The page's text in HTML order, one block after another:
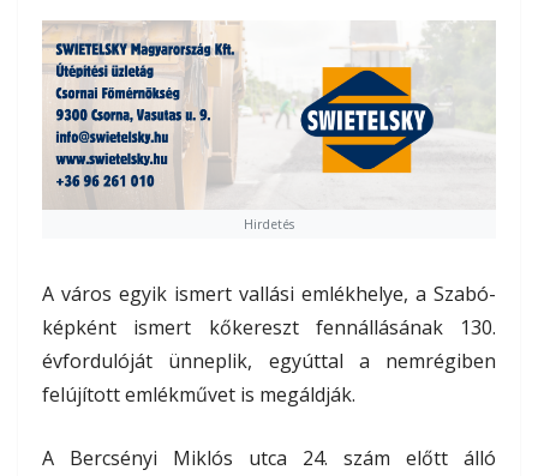
Hirdetés
A város egyik ismert vallási emlékhelye, a Szabó-
képként ismert kőkereszt fennállásának 130.
évfordulóját ünneplik, egyúttal a nemrégiben
felújított emlékművet is megáldják.
A Bercsényi Miklós utca 24. szám előtt álló